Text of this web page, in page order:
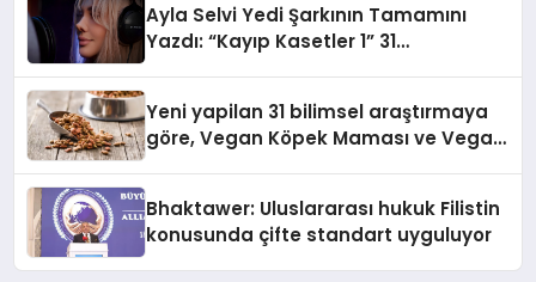
Ayla Selvi Yedi Şarkının Tamamını
Yazdı: “Kayıp Kasetler 1” 31
Yeni yapilan 31 bilimsel araştırmaya
göre, Vegan Köpek Maması ve Vegan
Bhaktawer: Uluslararası hukuk Filistin
konusunda çifte standart uyguluyor